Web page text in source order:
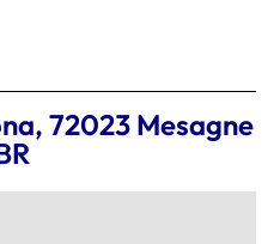
72023 Mesagne